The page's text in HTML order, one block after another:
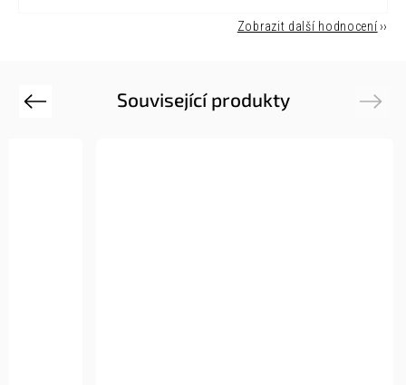
Zobrazit další hodnocení
Související produkty
Previous Next